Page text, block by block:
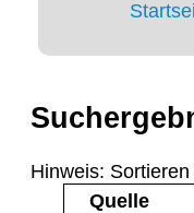
Hinweis:
Quelle